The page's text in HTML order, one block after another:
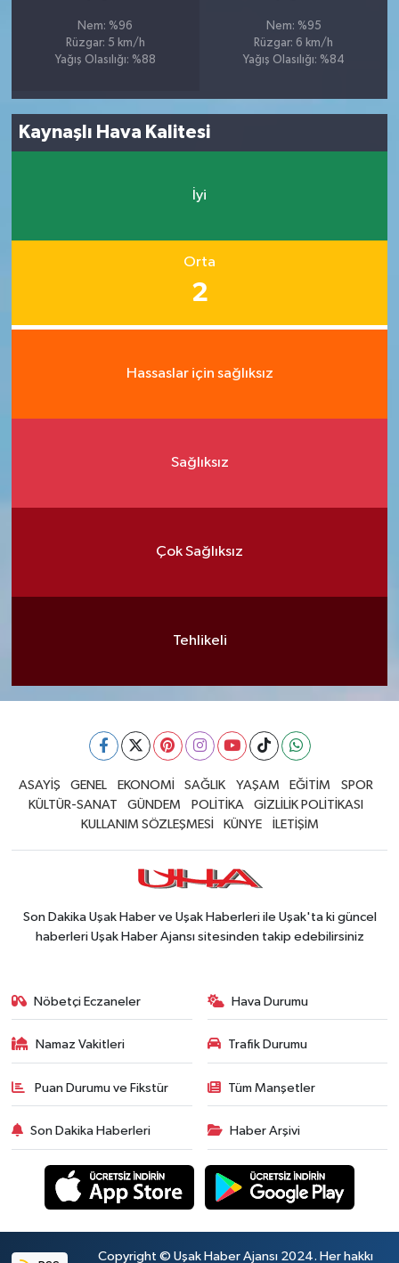
Nem: %96
Rüzgar: 5 km/h
Yağış Olasılığı: %88
Nem: %95
Rüzgar: 6 km/h
Yağış Olasılığı: %84
Kaynaşlı Hava Kalitesi
İyi
Orta
2
Hassaslar için sağlıksız
Sağlıksız
Çok Sağlıksız
Tehlikeli
ASAYİŞ GENEL EKONOMİ SAĞLIK YAŞAM EĞİTİM
SPOR
KÜLTÜR-SANAT
GÜNDEM POLİTİKA
GİZLİLİK POLİTİKASI
KULLANIM SÖZLEŞMESİ
KÜNYE İLETİŞİM
Son Dakika Uşak Haber ve Uşak Haberleri ile Uşak'ta ki güncel
haberleri Uşak Haber Ajansı sitesinden takip edebilirsiniz
Nöbetçi Eczaneler Hava Durumu
Namaz Vakitleri Trafik Durumu
Puan Durumu ve Fikstür Tüm Manşetler
Son Dakika Haberleri Haber Arşivi
Copyright © Uşak Haber Ajansı 2024. Her hakkı